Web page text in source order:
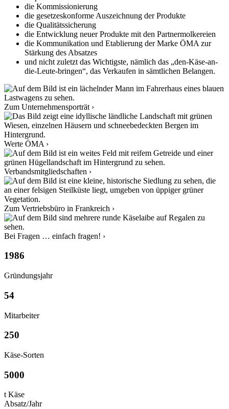
die Kommissionierung
die gesetzeskonforme Auszeichnung der Produkte
die Qualitätssicherung
die Entwicklung neuer Produkte mit den Partnermolkereien
die Kommunikation und Etablierung der Marke ÖMA zur
Stärkung des Absatzes
und nicht zuletzt das Wichtigste, nämlich das „den-Käse-an-
die-Leute-bringen“, das Verkaufen in sämtlichen Belangen.
Zum Unternehmensporträt ›
Werte ÖMA ›
Verbandsmitgliedschaften ›
Zum Vertriebsbüro in Frankreich ›
Bei Fragen … einfach fragen! ›
1986
Gründungsjahr
54
Mitarbeiter
250
Käse-Sorten
5000
t Käse
Absatz/Jahr